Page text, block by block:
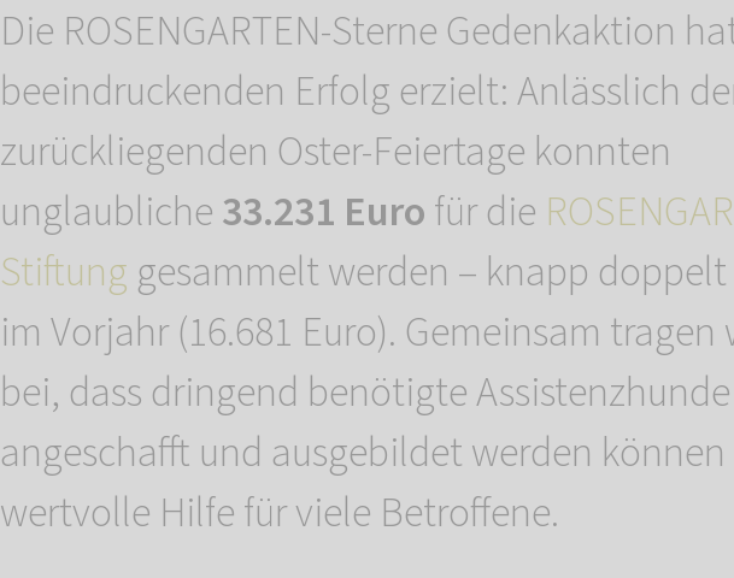
Die ROSENGARTEN-Sterne Gedenkaktion
beeindruckenden Erfolg erzielt: Anlässlich
zurückliegenden Oster-Feiertage konnten
unglaubliche33.231 Eurofür die
Stiftung gesammelt werden – knapp
im Vorjahr (16.681 Euro). Gemeinsam tragen
bei, dass dringend benötigte Assistenzhunde
angeschafft und ausgebildet werden
wertvolle Hilfe für viele Betroffene.